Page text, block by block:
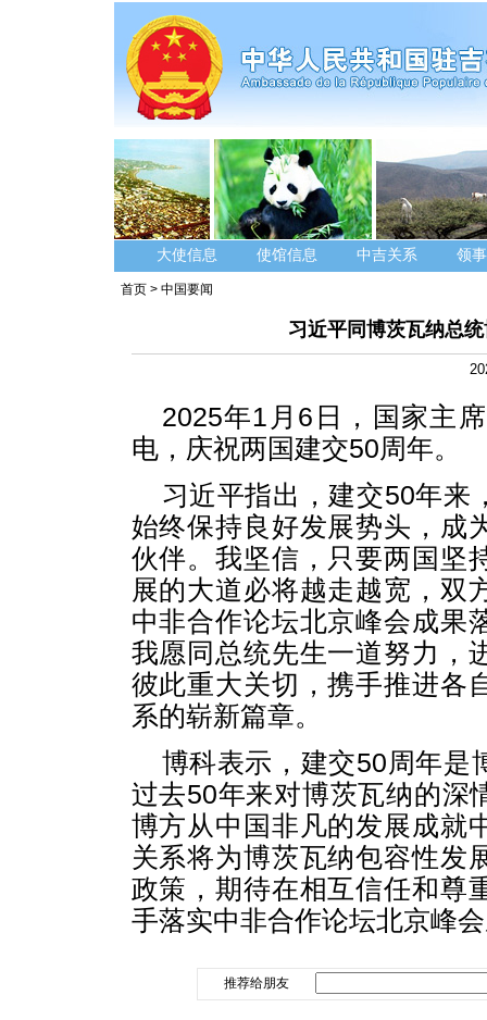
大使信息 使馆信息 中吉关系 领
首页 > 中国要闻
习近平同博茨瓦纳总
2025年1月6日，国家主
电，庆祝两国建交50周年。
习近平指出，建交50年来
始终保持良好发展势头，成
伙伴。我坚信，只要两国坚
展的大道必将越走越宽，双
中非合作论坛北京峰会成果
我愿同总统先生一道努力，
彼此重大关切，携手推进各
系的崭新篇章。
博科表示，建交50周年是
过去50年来对博茨瓦纳的深
博方从中国非凡的发展成就
关系将为博茨瓦纳包容性发
政策，期待在相互信任和尊
手落实中非合作论坛北京峰
推荐给朋友